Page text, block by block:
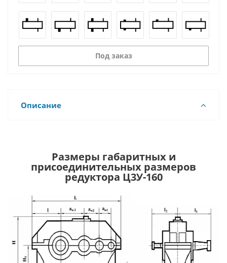
Под заказ
Описание
Размеры габаритных и
присоединительных размеров
редуктора Ц3У-160